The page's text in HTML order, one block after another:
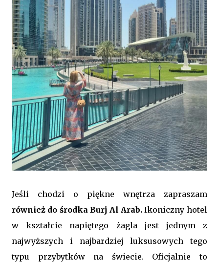
Jeśli chodzi o piękne wnętrza zapraszam
również do środka Burj Al Arab.Ikoniczny hotel
w kształcie napiętego żagla jest jednym z
najwyższych i najbardziej luksusowych tego
typu przybytków na świecie. Oficjalnie to